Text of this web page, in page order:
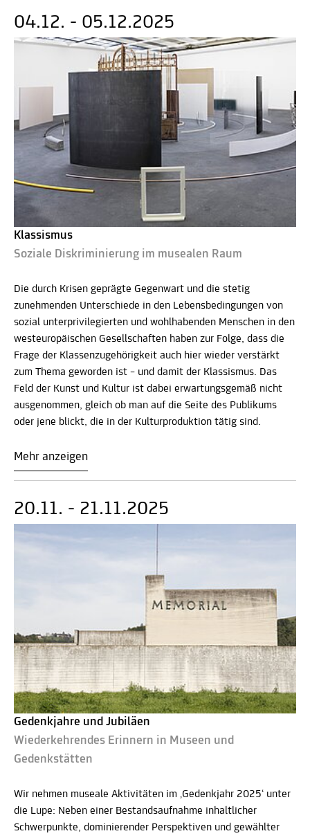
04.12. - 05.12.2025
Klassismus
Soziale Diskriminierung im musealen Raum
Die durch Krisen geprägte Gegenwart und die stetig
zunehmenden Unterschiede in den Lebensbedingungen von
sozial unterprivilegierten und wohlhabenden Menschen in den
westeuropäischen Gesellschaften haben zur Folge, dass die
Frage der Klassenzugehörigkeit auch hier wieder verstärkt
zum Thema geworden ist – und damit der Klassismus. Das
Feld der Kunst und Kultur ist dabei erwartungsgemäß nicht
ausgenommen, gleich ob man auf die Seite des Publikums
oder jene blickt, die in der Kulturproduktion tätig sind.
Mehr anzeigen
20.11. - 21.11.2025
Gedenkjahre und Jubiläen
Wiederkehrendes Erinnern in Museen und
Gedenkstätten
Wir nehmen museale Aktivitäten im ‚Gedenkjahr 2025‘ unter
die Lupe: Neben einer Bestandsaufnahme inhaltlicher
Schwerpunkte, dominierender Perspektiven und gewählter